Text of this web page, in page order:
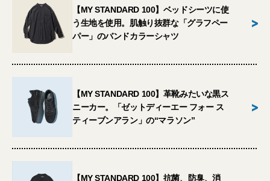
【MY STANDARD 100】ベッドシーツに使
う生地を使用。肌触り抜群な「グラフペー
パー」のバンドカラーシャツ
>
【MY STANDARD 100】革靴みたいな黒ス
ニーカー。「ゼットディーエー フォー ス
ティーブンアラン」の“マラソン”
>
【MY STANDARD 100】抗菌、防臭、消